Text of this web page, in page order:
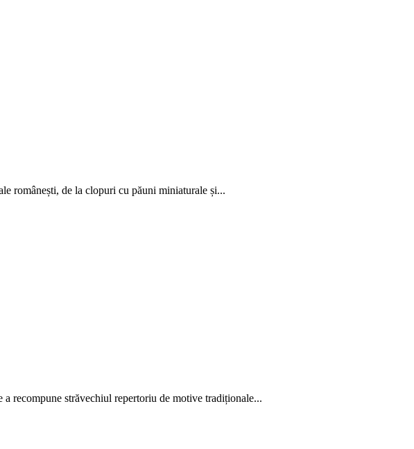
românești, de la clopuri cu păuni miniaturale și...
a recompune străvechiul repertoriu de motive tradiționale...